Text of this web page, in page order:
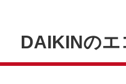
DAIKINの